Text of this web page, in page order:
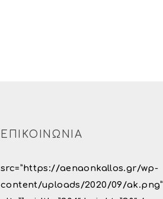
ΕΠΙΚΟΙΝΩΝΙΑ
src=”https://aenaonkallos.gr/wp-
content/uploads/2020/09/ak.png”